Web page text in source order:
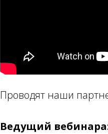
Проводят наши
Ведущий